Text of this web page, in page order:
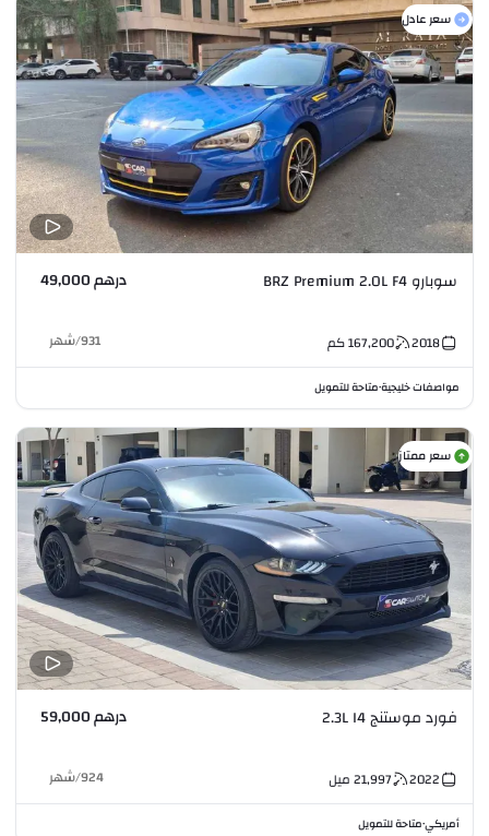
سعر عادل
سوبارو BRZ Premium 2.0L F4 درهم 49,000
2018
167,200كم 931
/شهر
مواصفات خليجية•متاحة للتمويل
سعر ممتاز
فورد موستنج 2.3L I4 درهم 59,000
2022
21,997 ميل 924
/شهر
أمريكي•متاحة للتمويل